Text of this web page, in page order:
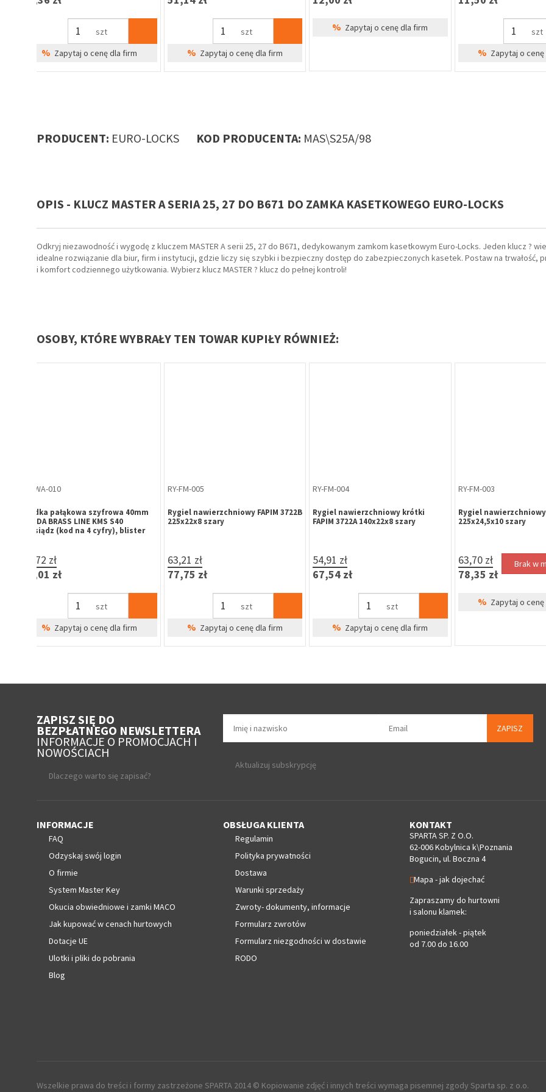
%Zapytaj o cenę dla firm
PRODUCENT: EURO-LOCKS KOD PRODUCENTA: MAS\S25A/98
OPIS - KLUCZ MASTER A SERIA 25, 27 DO B671 DO ZAMKA KASETKOWEGO EURO-LOCKS
Odkryj niezawodność i wygodę z kluczem MASTER A serii 25, 27 do B671, dedykowanym zamkom kasetkowym Euro-Locks. Jeden klucz ?
idealne rozwiązanie dla biur, firm i instytucji, gdzie liczy się szybki i bezpieczny dostęp do zabezpieczonych kasetek. Postaw na trwałość,
i komfort codziennego użytkowania. Wybierz klucz MASTER ? klucz do pełnej kontroli!
OSOBY, KTÓRE WYBRAŁY TEN TOWAR KUPIŁY RÓWNIEŻ:
GA-GA-016
Gałko-gałka drzwiowa obrotowa
GAMAR 90 WB czarna
15,31 zł
18,83 zł
%Zapytaj o cenę dla firm
ZA-ME-010
Zatrzask balkonowy z rolką, na
słupek ruchomy
7,63 zł
9,38 zł
%Zapytaj o cenę dla firm
ZA-ME-011
Zatrzask balkonowy z rolką, profil
okienny Aluplast / Wital / Decco
7,63 zł
9,38 zł
%Zapytaj o cenę dla firm
ZP-CZ-971
Zamek główny
wielopunktowego
169,99 zł
209,09 zł
ZAPISZ SIĘ DO
BEZPŁATNEGO NEWSLETTERA
INFORMACJE O PROMOCJACH I
NOWOŚCIACH
Dlaczego warto się zapisać?
ZAPISZ
Aktualizuj subskrypcję
INFORMACJE
FAQ
Odzyskaj swój login
O firmie
System Master Key
Okucia obwiedniowe i zamki MACO
Jak kupować w cenach hurtowych
Dotacje UE
Ulotki i pliki do pobrania
Blog
OBSŁUGA KLIENTA
Regulamin
Polityka prywatności
Dostawa
Warunki sprzedaży
Zwroty- dokumenty, informacje
Formularz zwrotów
Formularz niezgodności w dostawie
RODO
KONTAKT
SPARTA SP. Z O.O.
62-006 Kobylnica k\Poznania
Bogucin, ul. Boczna 4
Mapa - jak dojechać
Zapraszamy do hurtowni
i salonu klamek:
poniedziałek - piątek
od 7.00 do 16.00
Wszelkie prawa do treści i formy zastrzeżone SPARTA 2014 © Kopiowanie zdjęć i innych treści wymaga pisemnej zgody Sparta sp. z o.o.